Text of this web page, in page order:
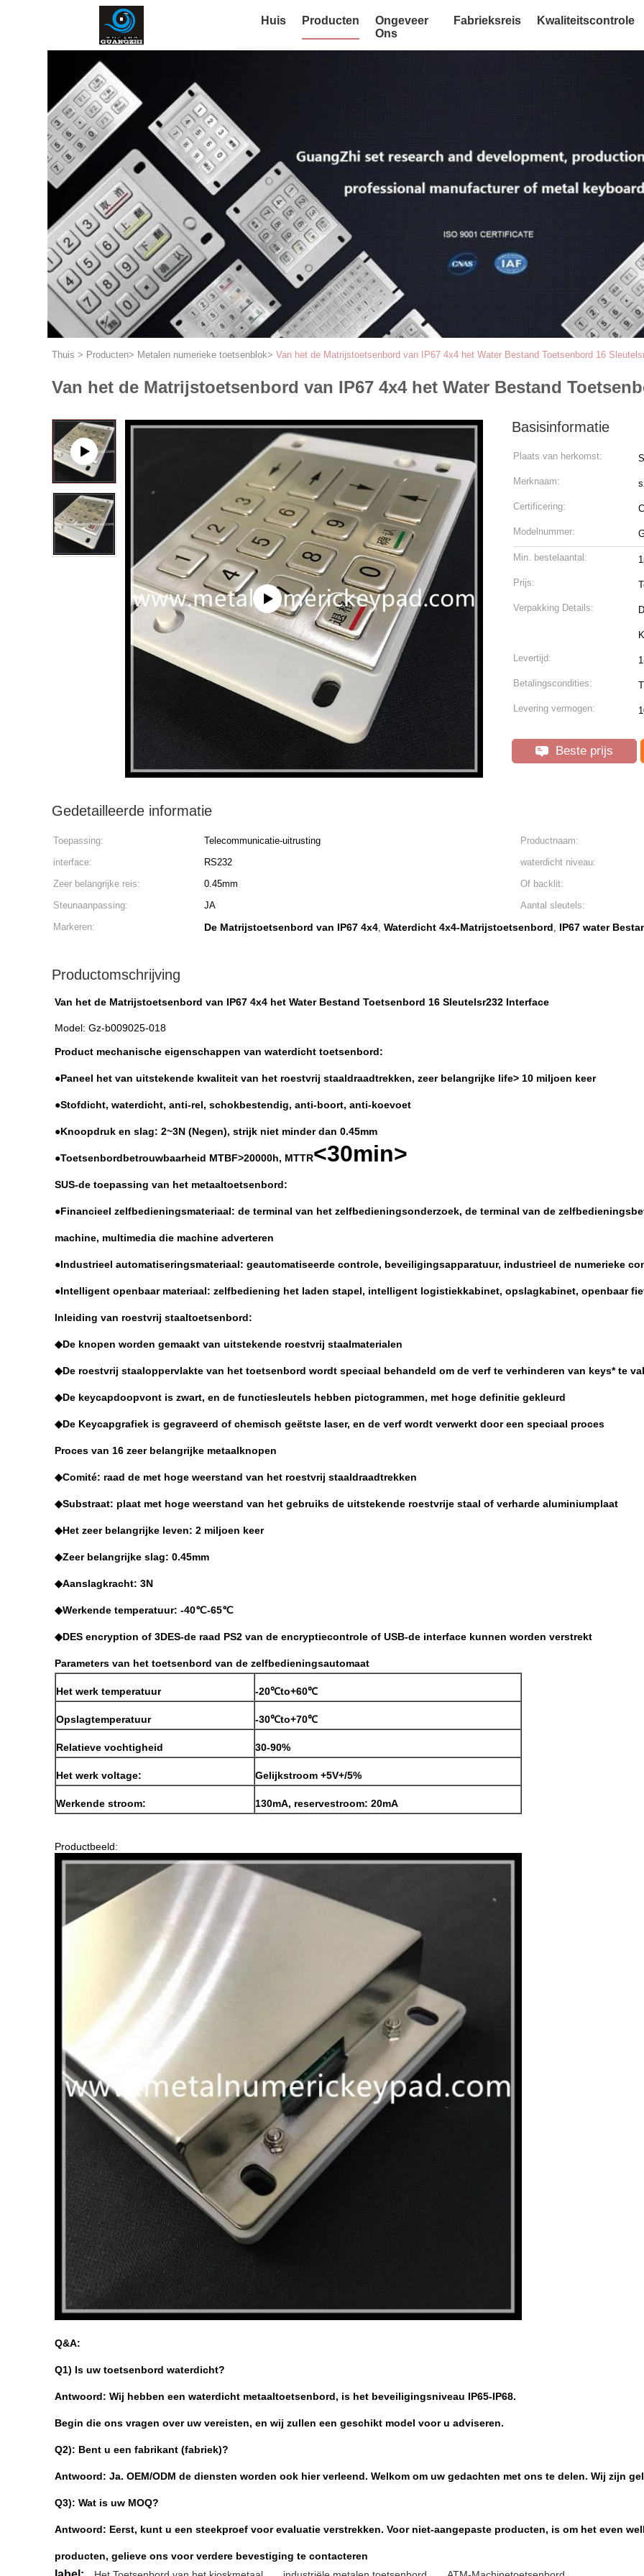
Huis Producten
Ongeveer
Ons
Fabrieksreis Kwaliteitscontrole
Thuis > Producten> Metalen numerieke toetsenblok> Van het de Matrijstoetsenbord van IP67 4x4 het Water Bestand Toetsenbord 16
Van het de Matrijstoetsenbord van IP67 4x4 het Water Bestand
Basisinformatie
Plaats van herkomst:
Merknaam:
Certificering:
Modelnummer:
Min. bestelaantal:
Prijs:
Verpakking Details:
Levertijd:
Betalingscondities:
Levering vermogen:
Beste prijs
Gedetailleerde informatie
Toepassing: Telecommunicatie-uitrusting Productnaam:
interface:
RS232 waterdicht niveau:
Zeer belangrijke reis:
0.45mm Of backlit:
Steunaanpassing:
JA Aantal sleutels:
Markeren:
De Matrijstoetsenbord van IP67 4x4, Waterdicht 4x4-Matrijstoetsenbord, IP67 water
Productomschrijving
Van het de Matrijstoetsenbord van IP67 4x4 het Water Bestand Toetsenbord 16 Sleutelsr232 Interface
Model: Gz-b009025-018
Product mechanische eigenschappen van waterdicht toetsenbord:
●Paneel het van uitstekende kwaliteit van het roestvrij staaldraadtrekken, zeer belangrijke life> 10 miljoen keer
●Stofdicht, waterdicht, anti-rel, schokbestendig, anti-boort, anti-koevoet
●Knoopdruk en slag: 2~3N (Negen), strijk niet minder dan 0.45mm
●Toetsenbordbetrouwbaarheid MTBF>20000h, MTTR<30min>
SUS-de toepassing van het metaaltoetsenbord:
●Financieel zelfbedieningsmateriaal: de terminal van het zelfbedieningsonderzoek, de terminal van de
machine, multimedia die machine adverteren
●Industrieel automatiseringsmateriaal: geautomatiseerde controle, beveiligingsapparatuur, industrieel de numerieke
●Intelligent openbaar materiaal: zelfbediening het laden stapel, intelligent logistiekkabinet, opslagkabinet, openbaar
Inleiding van roestvrij staaltoetsenbord:
◆De knopen worden gemaakt van uitstekende roestvrij staalmaterialen
◆De roestvrij staaloppervlakte van het toetsenbord wordt speciaal behandeld om de verf te verhinderen van keys* te
◆De keycapdoopvont is zwart, en de functiesleutels hebben pictogrammen, met hoge definitie gekleurd
◆De Keycapgrafiek is gegraveerd of chemisch geëtste laser, en de verf wordt verwerkt door een speciaal proces
Proces van 16 zeer belangrijke metaalknopen
◆Comité: raad de met hoge weerstand van het roestvrij staaldraadtrekken
◆Substraat: plaat met hoge weerstand van het gebruiks de uitstekende roestvrije staal of verharde aluminiumplaat
◆Het zeer belangrijke leven: 2 miljoen keer
◆Zeer belangrijke slag: 0.45mm
◆Aanslagkracht: 3N
◆Werkende temperatuur: -40℃-65℃
◆DES encryption of 3DES-de raad PS2 van de encryptiecontrole of USB-de interface kunnen worden verstrekt
Parameters van het toetsenbord van de zelfbedieningsautomaat
Het werk temperatuur -20℃to+60℃
Opslagtemperatuur -30℃to+70℃
Relatieve vochtigheid 30-90%
Het werk voltage: Gelijkstroom +5V+/5%
Werkende stroom: 130mA, reservestroom: 20mA
Productbeeld:
Q&A:
Q1) Is uw toetsenbord waterdicht?
Antwoord: Wij hebben een waterdicht metaaltoetsenbord, is het beveiligingsniveau IP65-IP68.
Begin die ons vragen over uw vereisten, en wij zullen een geschikt model voor u adviseren.
Q2): Bent u een fabrikant (fabriek)?
Antwoord: Ja. OEM/ODM de diensten worden ook hier verleend. Welkom om uw gedachten met ons te delen. Wij zijn
Q3): Wat is uw MOQ?
Antwoord: Eerst, kunt u een steekproef voor evaluatie verstrekken. Voor niet-aangepaste producten, is om het even
producten, gelieve ons voor verdere bevestiging te contacteren